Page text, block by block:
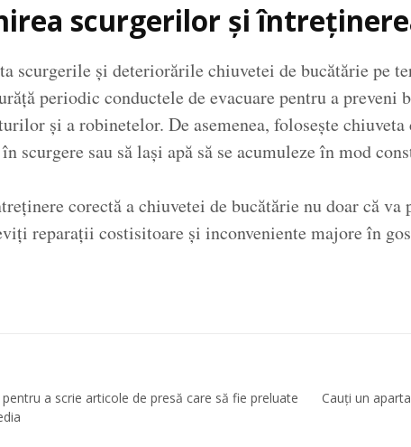
scurgerilor și
scurgerile și deteriorările chiuvetei de bucătărie pe
periodic conductele de evacuare pentru a
și a robinetelor. De asemenea, folosește
scurgere sau să lași apă să se acumuleze în mod
corectă a chiuvetei de bucătărie nu doar că va
reparații costisitoare și inconveniente majore în
pentru a scrie articole de presă care să fie preluate
Cauți un